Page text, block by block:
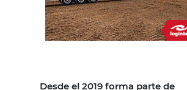
Desde el 2019 forma parte de